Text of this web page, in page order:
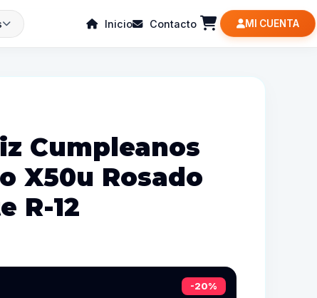
Inicio Contacto MI CUENTA
Cumpleanos
X50u Rosado
R-12
-20%